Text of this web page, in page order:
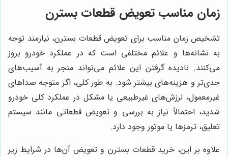
زمان مناسب تعویض قطعات بسترن
تشخیص زمان مناسب برای تعویض قطعات بسترن، نیازمند توجه
به نشانه‌ها و علائم مختلفی است که در عملکرد خودرو بروز
می‌کنند. نادیده گرفتن این علائم می‌تواند منجر به آسیب‌های
جدی‌تر و هزینه‌های بیشتر شود. به طور کلی، اگر متوجه صداهای
غیرمعمول، لرزش‌های غیرطبیعی یا مشکل در عملکرد کلی خودرو
شدید، احتمالاً نیاز به بررسی و تعویض قطعاتی مانند سیستم
تعلیق، ترمزها یا موتور وجود دارد.
علاوه بر این، خرید قطعات بسترن و تعویض آن‌ها در شرایط زیر